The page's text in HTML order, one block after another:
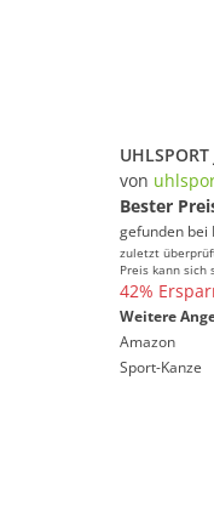
von
Bester
gefunden bei
zuletzt
Preis kann sich
42%
Weitere
Amazon
Sport-Kanze